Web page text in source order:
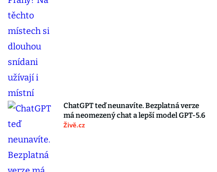
ChatGPT teď neunavíte. Bezplatná verze
má neomezený chat a lepší model GPT-5.6
Živě.cz